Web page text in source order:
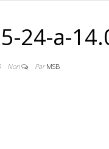
24-a-
Non ParMSB